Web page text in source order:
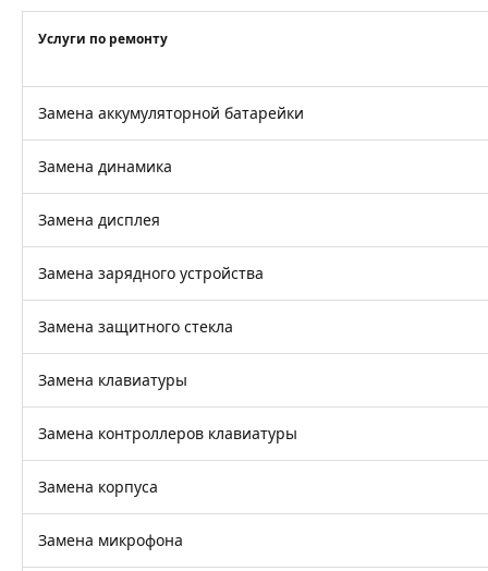
Услуги по ремонту
Замена аккумуляторной батарейки
Замена динамика
Замена дисплея
Замена зарядного устройства
Замена защитного стекла
Замена клавиатуры
Замена контроллеров клавиатуры
Замена корпуса
Замена микрофона